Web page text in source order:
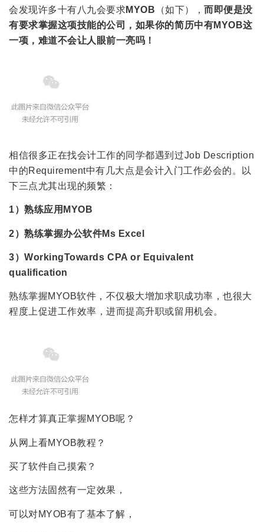
会发现许多十有八九会要求MYOB （如下），而即便是没
有要求掌握这项技能的公司，如果你的简历中有MYOB这
一项，难道不会让人眼前一亮吗！
相信很多正在找会计工作的同学都遇到过Job Description
中的Requirement中有几大点是会计入门工作必会的。以
下三点尤其出现的频繁：
1）熟练应用MYOB
2）熟练掌握办公软件Ms Excel
3）WorkingTowards CPA or Equivalent
qualification
熟练掌握MYOB软件，不仅极大增加求职成功率，也很大
程度上促进工作效率，进而提高升职或留用机会。
怎样才算真正掌握MYOB呢？
从网上看MYOB教程？
买了软件自己摸索？
这些方法固然有一定效果，
可以对MYOB有了基本了解，